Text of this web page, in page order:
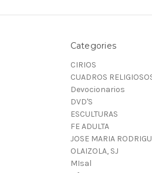
Categories
CIRIOS
CUADROS
Devocionarios
DVD'S
ESCULTURAS
FE ADULTA
JOSE MARIA
OLAIZOLA, SJ
MIsal